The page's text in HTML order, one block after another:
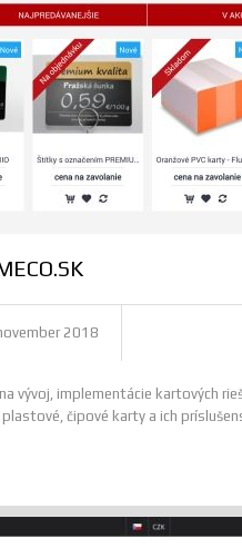
2018
vývoj, implementácie kartových
čipové karty a ich